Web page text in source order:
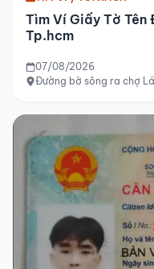
Tìm Ví Giấy Tờ Tên
Tp.hcm
07/08/2026
Đường bờ sông ra chợ